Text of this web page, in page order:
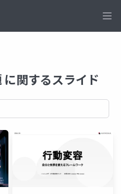
関するスライド